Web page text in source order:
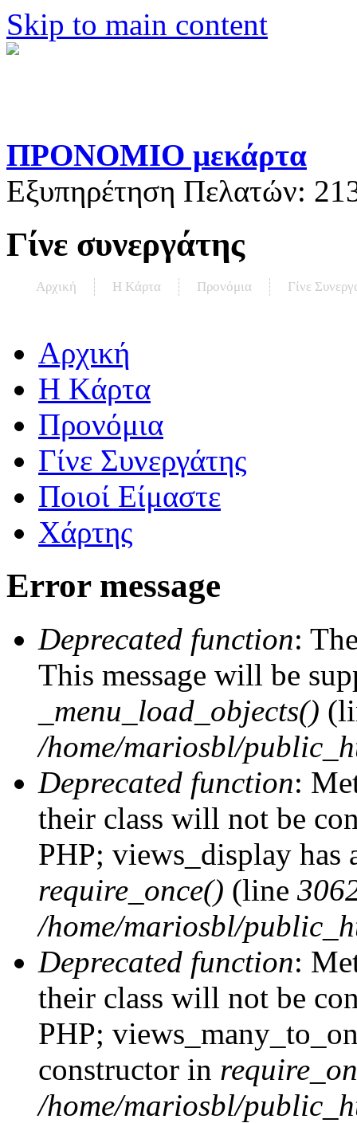
Skip to main content
ΠΡΟΝΟΜΙΟ μεκάρτα
Εξυπηρέτηση Πελατών:
Γίνε συνεργάτης
Αρχική Η Kάρτα Προνόμια Γίνε
Αρχική
Η Kάρτα
Προνόμια
Γίνε Συνεργάτης
Ποιοί Είμαστε
Χάρτης
Error message
Deprecated function:
This message will be
_menu_load_objects()
/home/mariosbl/
Deprecated function:
their class will not be
PHP; views_display has
require_once() (line
/home/mariosbl/
Deprecated function:
their class will not be
PHP;
constructor in
/home/mariosbl/